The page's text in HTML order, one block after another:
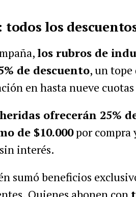
todos los
los rubros de
de descuento, un tope
en hasta nueve
ofrecerán 25%
de $10.000por compra
interés.
sumó beneficios